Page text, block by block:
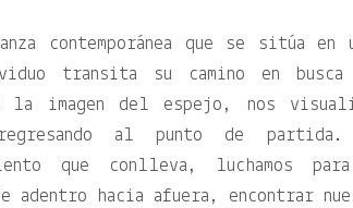
contemporánea que se sitúa en
transita su camino en
la imagen del espejo, nos
regresando al punto de
que conlleva, luchamos
adentro hacia afuera, encontrar